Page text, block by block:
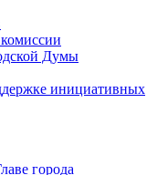
Думы
инициативных
города